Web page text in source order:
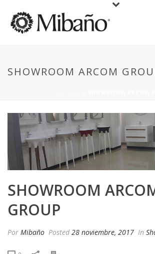
SHOWROOM ARCOM
SHOWROOM
GROUP
Por Mibaño Posted 28 noviembre, 2017 In